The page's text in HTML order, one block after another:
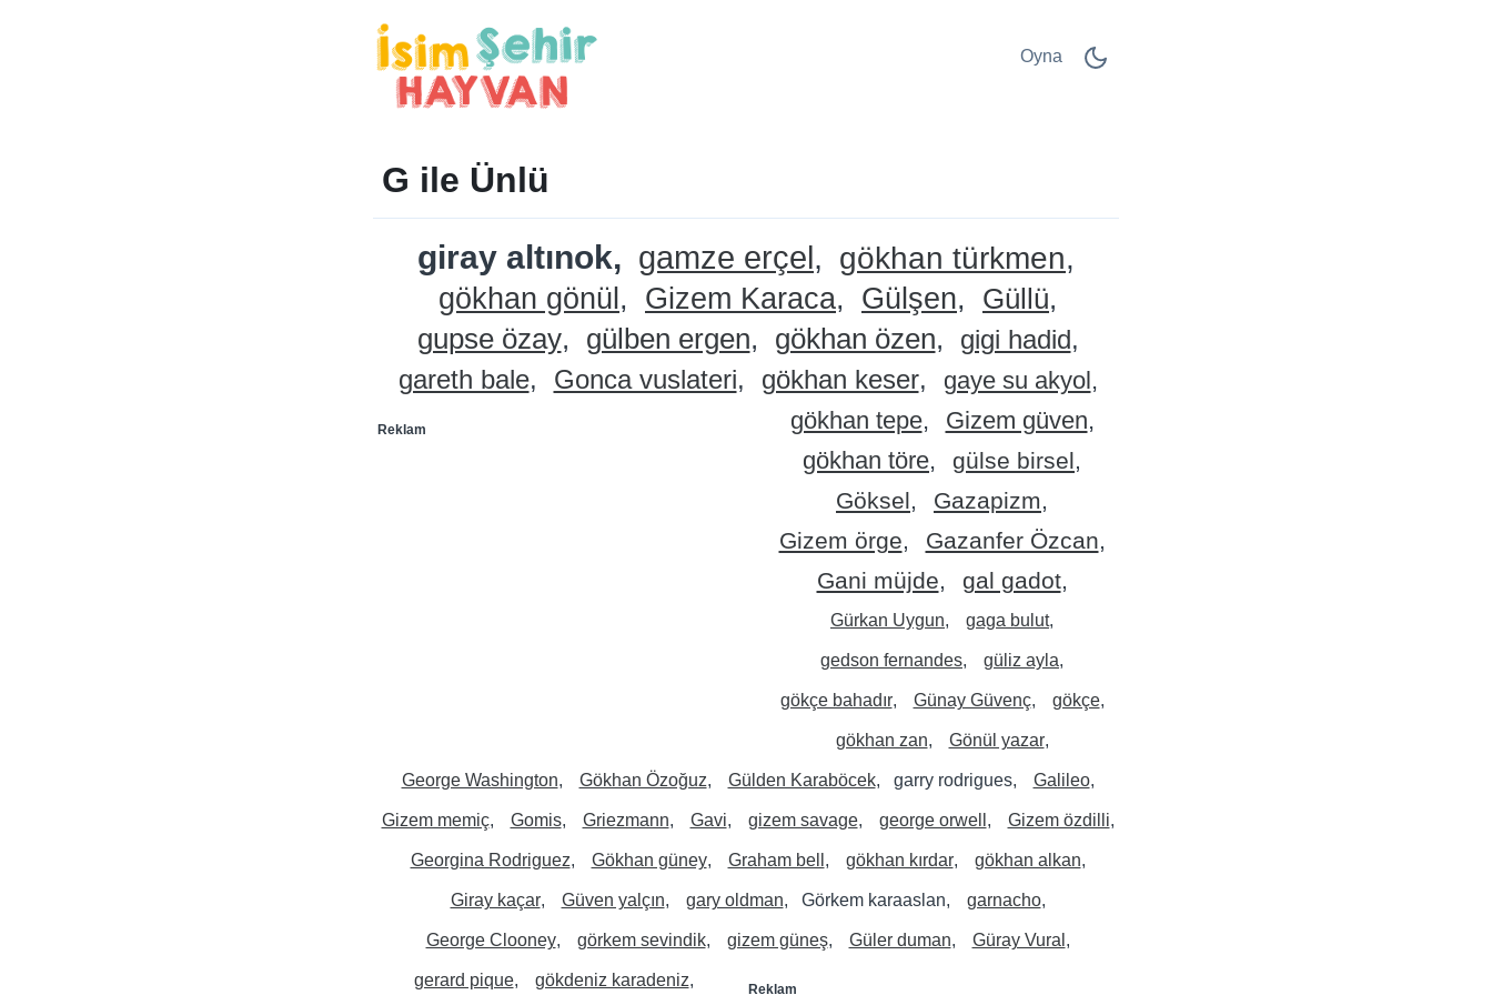
Oyna
G ile Ünlü
giray altınok gamze erçel
gökhan türkmen
gökhan gönül
Gizem Karaca Gülşen
Güllü
gupse özay
gülben ergen gökhan özen
gigi hadid
gareth bale
Gonca vuslateri gökhan keser gaye su akyol
Reklam gökhan tepe
Gizem güven
gökhan töre
gülse birsel
Göksel
Gazapizm
Gizem örge
Gazanfer Özcan
Gani müjde
gal gadot
Gürkan Uygun gaga bulut
gedson fernandes güliz ayla
gökçe bahadır Günay Güvenç gökçe
gökhan zan Gönül yazar
George Washington Gökhan Özoğuz Gülden Karaböcek garry rodrigues Galileo
Gizem memiç Gomis Griezmann Gavi gizem savage george orwell Gizem özdilli
Georgina Rodriguez Gökhan güney Graham bell gökhan kırdar gökhan alkan
Giray kaçar Güven yalçın gary oldman Görkem karaaslan garnacho
George Clooney görkem sevindik gizem güneş Güler duman
Reklam
Güray Vural
gerard pique gökdeniz karadeniz